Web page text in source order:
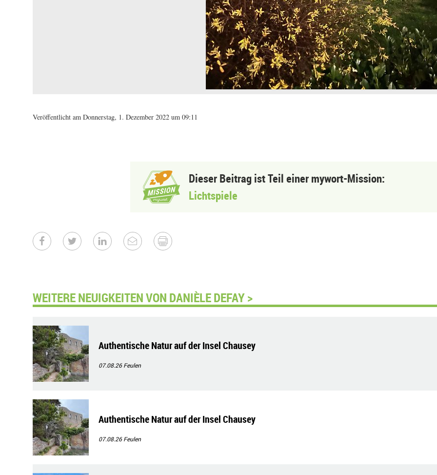
Veröffentlicht am Donnerstag, 1. Dezember 2022 um 09:11
Dieser Beitrag ist Teil einer mywort-Mission:
Lichtspiele
WEITERE NEUIGKEITEN VON DANIÈLE DEFAY >
Authentische Natur auf der Insel Chausey
07.08.26Feulen
Authentische Natur auf der Insel Chausey
07.08.26Feulen